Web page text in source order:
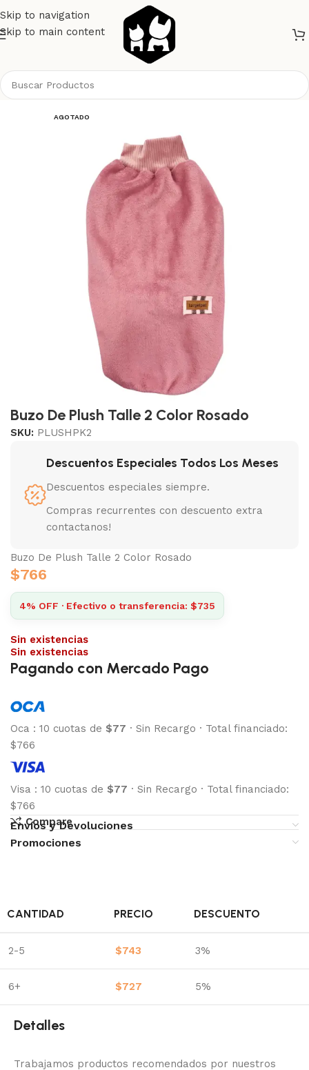
Skip to navigation
Skip to main content
AGOTADO
Buzo De Plush Talle 2 Color Rosado
SKU: PLUSHPK2
Descuentos Especiales Todos Los Meses
Descuentos especiales siempre.
Compras recurrentes con descuento extra
contactanos!
Buzo De Plush Talle 2 Color Rosado
$766
4% OFF · Efectivo o transferencia: $735
Sin existencias
Sin existencias
Pagando con Mercado Pago
Oca : 10 cuotas de $77 · Sin Recargo · Total financiado:
$766
Visa : 10 cuotas de $77 · Sin Recargo · Total financiado:
$766
Compare
Envíos y Devoluciones
Promociones
CANTIDAD PRECIO DESCUENTO
2-5 $743 3%
6+ $727 5%
Detalles
Trabajamos productos recomendados por nuestros